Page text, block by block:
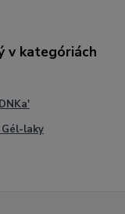
v kategóriách
laky